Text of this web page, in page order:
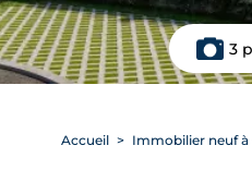
3
Accueil Immobilier neuf à